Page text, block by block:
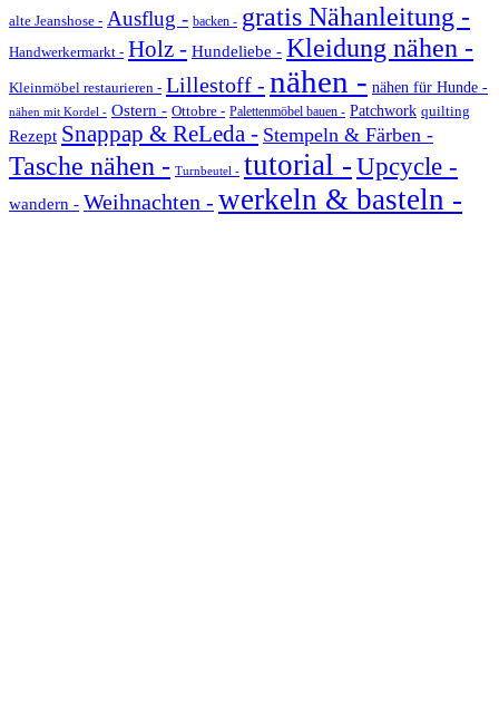
alte Jeanshose - Ausflug - backen - gratis Nähanleitung -
Handwerkermarkt - Holz - Hundeliebe - Kleidung nähen -
Kleinmöbel restaurieren - Lillestoff - nähen - nähen für Hunde -
nähen mit Kordel - Ostern - Ottobre - Palettenmöbel bauen - Patchwork quilting
Rezept Snappap & ReLeda - Stempeln & Färben -
Tasche nähen - Turnbeutel - tutorial -Upcycle -
wandern - Weihnachten - werkeln & basteln -